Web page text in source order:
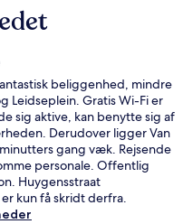
beliggenhed, mindre
Leidseplein. Gratis Wi-Fi er
sig aktive, kan benytte sig af
Derudover ligger Van
gang væk. Rejsende
personale. Offentlig
Huygensstraat
kun få skridt derfra.